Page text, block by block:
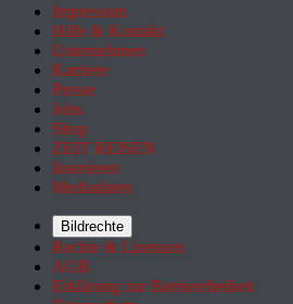
Impressum
Hilfe & Kontakt
Unternehmen
Karriere
Presse
Jobs
Shop
ZEIT REISEN
Inserieren
Mediadaten
Bildrechte
Rechte & Lizenzen
AGB
Erklärung zur Barrierefreiheit